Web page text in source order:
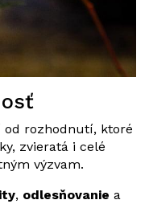
od rozhodnutí, ktoré
zvieratá i celé
výzvam.
, odlesňovanie a